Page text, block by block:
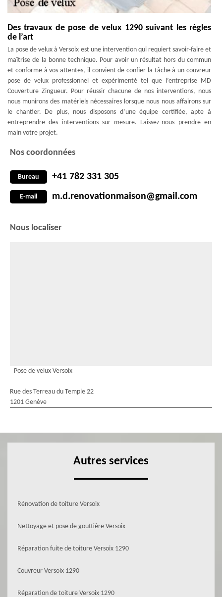
Des travaux de pose de velux 1290 suivant les règles
de l’art
La pose de velux à Versoix est une intervention qui requiert savoir-faire et
maîtrise de la bonne technique. Pour avoir un résultat hors du commun
et conforme à vos attentes, il convient de confier la tâche à un couvreur
pose de velux professionnel et expérimenté tel que l’entreprise MD
Couverture Zingueur. Pour réussir chacune de nos interventions, nous
nous munirons des matériels nécessaires lorsque nous nous affairons sur
le chantier. De plus, nous disposons d’une équipe certifiée, apte à
entreprendre des interventions sur mesure. Laissez-nous prendre en
main votre projet.
Nos coordonnées
Bureau +41 782 331 305
E-mail m.d.renovationmaison@gmail.com
Nous localiser
Pose de velux Versoix
Rue des Terreau du Temple 22
1201 Genève
Autres services
Rénovation de toiture Versoix
Nettoyage et pose de gouttière Versoix
Réparation fuite de toiture Versoix 1290
Couvreur Versoix 1290
Réparation de toiture Versoix 1290